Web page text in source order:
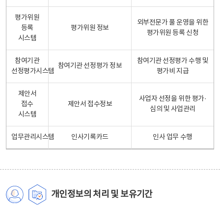
평가위원
등록
시스템
평가위원 정보
외부전문가 풀 운영을 위한
평가위원 등록 신청
참여기관
선정평가시스템
참여기관 선정평가 정보
참여기관 선정평가 수행 및
평가비 지급
제안서
접수
시스템
제안서 접수정보
사업자 선정을 위한 평가·
심의 및 사업관리
업무관리시스템 인사기록카드 인사 업무 수행
개인정보의 처리 및 보유기간